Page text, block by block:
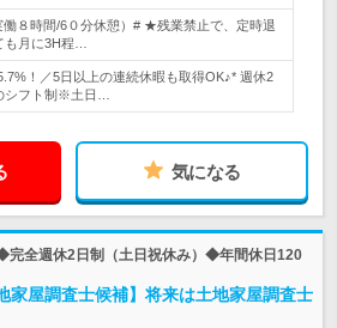
働８時間/6０分休憩）# ★残業禁止で、定時退
も月に3H程…
！／5日以上の連続休暇も取得OK♪* 週休2
シフト制※土日…
気になる
完全週休2日制（土日祝休み）◆年間休日120
家屋調査士候補】将来は土地家屋調査士